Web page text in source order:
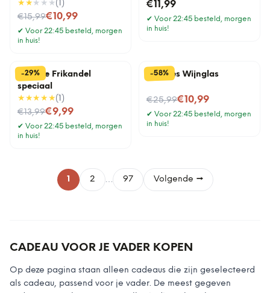
★★ ★★★( 1 )
€15,99
Nu voor€10,99
✔ Voor 22:45 besteld, morgen
in huis!
€11,99
✔ Voor 22:45 besteld, morgen
in huis!
-29%
Tegeltje Frikandel
speciaal
★★★★★( 1 )
€13,99
Nu voor€9,99
✔ Voor 22:45 besteld, morgen
in huis!
-58%
Wijnfles Wijnglas
€25,99
Nu voor€10,99
✔ Voor 22:45 besteld, morgen
in huis!
1 2 … 97 Volgende →
CADEAU VOOR JE VADER KOPEN
Op deze pagina staan alleen cadeaus die zijn geselecteerd
als cadeau, passend voor je vader. De meest gegeven